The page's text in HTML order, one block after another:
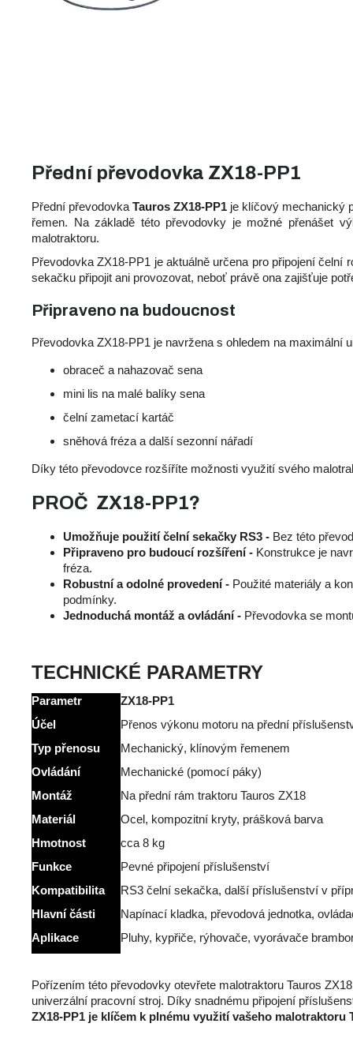
Přední převodovka ZX18-PP1
Přední převodovkaTauros ZX18-PP1 je klíčový mechanický
řemen. Na základě této převodovky je možné přenášet
malotraktoru.
Převodovka ZX18-PP1 je aktuálně určena pro připojení čelní
sekačku připojit ani provozovat, neboť právě ona zajišťuje
Připraveno na budoucnost
Převodovka ZX18-PP1 je navržena s ohledem na maximální
obraceč a nahazovač sena
mini lis na malé balíky sena
čelní zametací kartáč
sněhová fréza a další sezonní nářadí
Díky této převodovce rozšíříte možnosti využití svého
PROČ ZX18-PP1?
Umožňuje použití čelní sekačky RS3 - Bez této
Připraveno pro budoucí rozšíření - Konstrukce je
fréza.
Robustní a odolné provedení - Použité materiály a
podmínky.
Jednoduchá montáž a ovládání - Převodovka se
TECHNICKÉ PARAMETRY
Parametr
ZX18-PP1
Účel
Přenos výkonu motoru na přední
Typ přenosu
Mechanický, klínovým řemenem
Ovládání
Mechanické (pomocí páky)
Montáž
Na přední rám traktoru Tauros ZX18
Materiál
Ocel, kompozitní kryty, prášková barva
Hmotnost
cca 8 kg
Funkce
Pevné připojení příslušenství
Kompatibilita
RS3 čelní sekačka, další příslušenství v
Hlavní části
Napínací kladka, převodová jednotka,
Aplikace
Pluhy, kypřiče, rýhovače, vyorávače
Pořízením této převodovky otevřete malotraktoru Tauros
univerzální pracovní stroj. Díky snadnému připojení
ZX18-PP1 je klíčem k plnému využití vašeho malotraktoru